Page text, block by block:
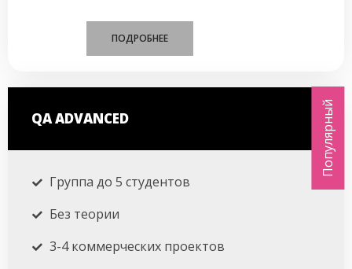
ПОДРОБНЕЕ
Популярный
QA ADVANCED
Группа до 5 студентов
Без теории
3-4 коммерческих проектов